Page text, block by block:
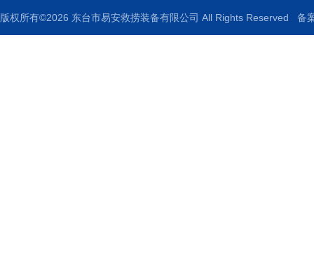
版权所有©2026 东台市易安救捞装备有限公司 All Rights Reserved 备